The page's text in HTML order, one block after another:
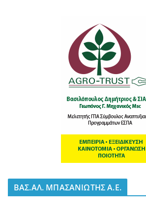
BΑΣ.ΑΛ. ΜΠΑΣΑΝΙΩΤΗΣ Α.Ε.